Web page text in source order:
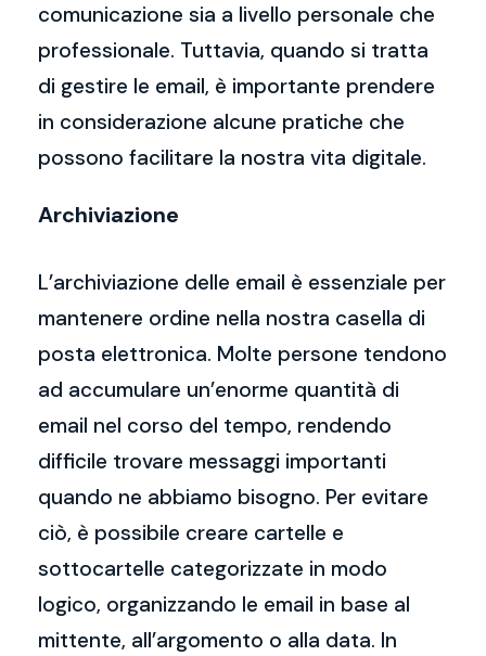
comunicazione sia a livello personale che
professionale. Tuttavia, quando si tratta
di gestire le email, è importante prendere
in considerazione alcune pratiche che
possono facilitare la nostra vita digitale.
Archiviazione
L’archiviazione delle email è essenziale per
mantenere ordine nella nostra casella di
posta elettronica. Molte persone tendono
ad accumulare un’enorme quantità di
email nel corso del tempo, rendendo
difficile trovare messaggi importanti
quando ne abbiamo bisogno. Per evitare
ciò, è possibile creare cartelle e
sottocartelle categorizzate in modo
logico, organizzando le email in base al
mittente, all’argomento o alla data. In